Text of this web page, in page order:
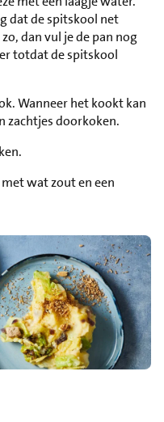
dat de spitskool net
dan vul je de pan nog
totdat de spitskool
Wanneer het kookt kan
zachtjes doorkoken.
wat zout en een